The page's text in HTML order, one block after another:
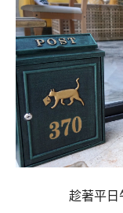
趁著平日